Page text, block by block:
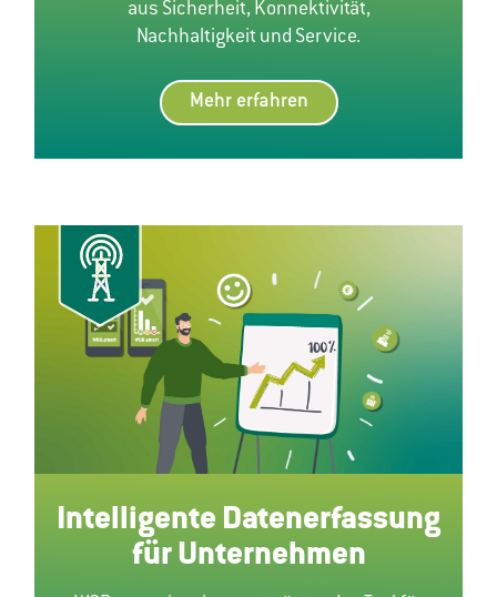
aus Sicherheit, Konnektivität,
Nachhaltigkeit und Service.
Mehr erfahren
Intelligente Datenerfassung
für Unternehmen